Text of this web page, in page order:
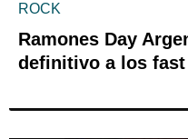
ROCK
Ramones Day
definitivo a los